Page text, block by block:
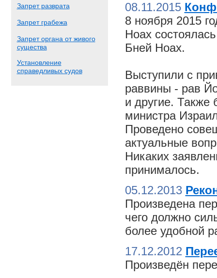
Запрет разврата
Запрет грабежа
Запрет органа от живого
существа
Установление
справедливых судов
08.11.2015
8 ноября 2015
Ноах
Бней Ноах.
Выступили с
раввины - рав
и другие. Также
министра
Проведено
актуальные
Никаких
принималось.
05.12.2013
Произведена
чего должно
более удобной
17.12.2012
Произведён